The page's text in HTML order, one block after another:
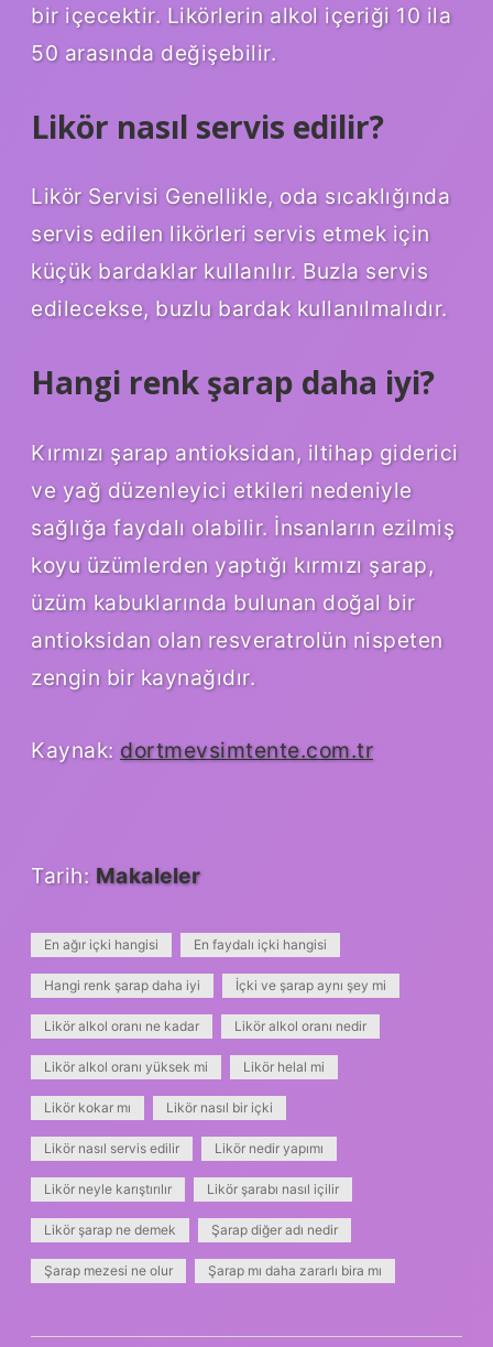
bir içecektir. Likörlerin alkol içeriği 10 ila
50 arasında değişebilir.
Likör nasıl servis edilir?
Likör Servisi Genellikle, oda sıcaklığında
servis edilen likörleri servis etmek için
küçük bardaklar kullanılır. Buzla servis
edilecekse, buzlu bardak kullanılmalıdır.
Hangi renk şarap daha iyi?
Kırmızı şarap antioksidan, iltihap giderici
ve yağ düzenleyici etkileri nedeniyle
sağlığa faydalı olabilir. İnsanların ezilmiş
koyu üzümlerden yaptığı kırmızı şarap,
üzüm kabuklarında bulunan doğal bir
antioksidan olan resveratrolün nispeten
zengin bir kaynağıdır.
Kaynak: dortmevsimtente.com.tr
Tarih: Makaleler
En ağır içki hangisi En faydalı içki hangisi
Hangi renk şarap daha iyi İçki ve şarap aynı şey mi
Likör alkol oranı ne kadar Likör alkol oranı nedir
Likör alkol oranı yüksek mi Likör helal mi
Likör kokar mı Likör nasıl bir içki
Likör nasıl servis edilir Likör nedir yapımı
Likör neyle karıştırılır Likör şarabı nasıl içilir
Likör şarap ne demek Şarap diğer adı nedir
Şarap mezesi ne olur Şarap mı daha zararlı bira mı